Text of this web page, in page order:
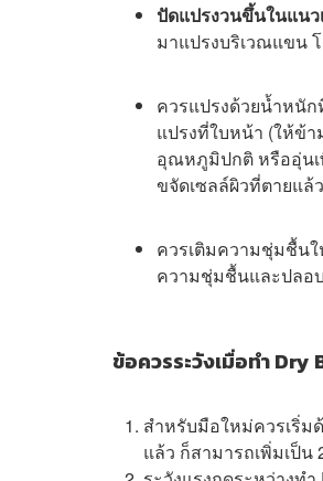
ปัดแปรงวนขึ้นในแนว
มาแปรงบริเวณแขน
ควรแปรงด้วยน้ำหนั
แปรงที่ใบหน้า (ให้ข้า
อุณหภูมิปกติ หรืออุ่นเ
ขจัดเซลล์ผิวที่ตายแล้
ควรเติมความชุ่มชื้นใ
ความชุ่มชื้นและปลอ
ข้อควรระวังเมื่อทำ Dry
สำหรับมือใหม่ควรเริ่ม
แล้ว ก็สามารถเพิ่มเป็น